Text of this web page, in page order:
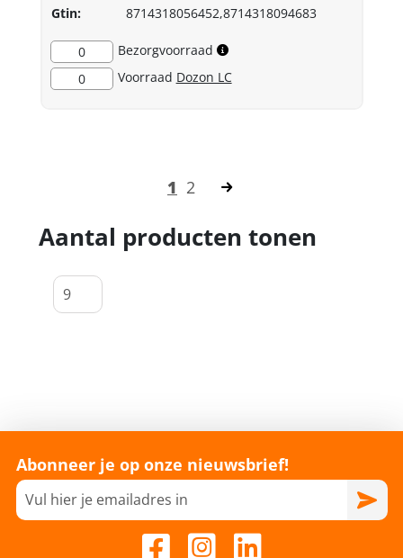
Gtin:
8714318056452,8714318094683
0
Bezorgvoorraad
0
Voorraad Dozon LC
1 2
Aantal producten tonen
Abonneer je op onze nieuwsbrief!